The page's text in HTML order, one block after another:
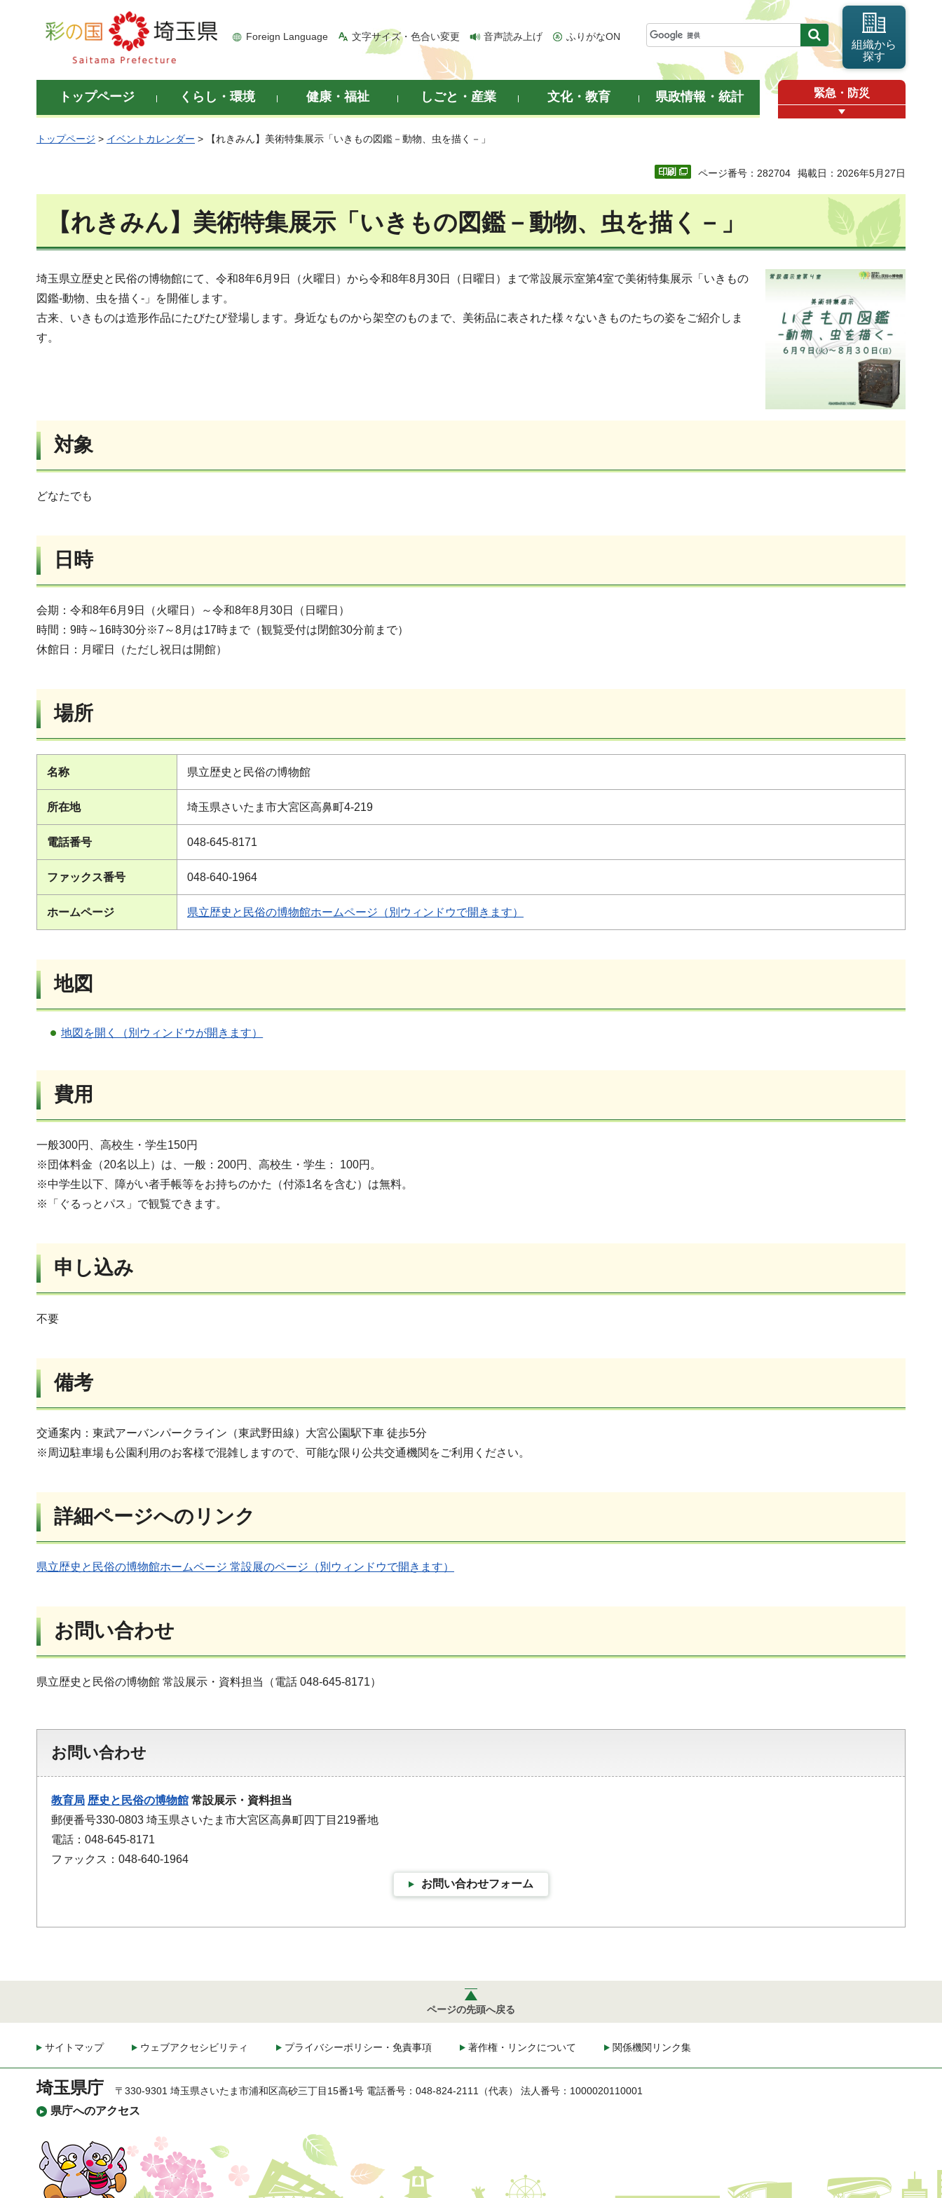
彩の国 埼玉県
Foreign Language 文字サイズ・色合い変更 音声読み上げ ふりがなON
組織から
探す
トップページ くらし・環境 健康・福祉 しごと・産業 文化・教育 県政情報・統計 緊急・防災
トップページ > イベントカレンダー > 【れきみん】美術特集展示「いきもの図鑑－動物、虫を描く－」
ページ番号：282704 掲載日：2026年5月27日
【れきみん】美術特集展示「いきもの図鑑－動物、虫を描く－」
埼玉県立歴史と民俗の博物館にて、令和8年6月9日（火曜日）から令和8年8月30日（日曜日）まで常設展示室第4室で美術特集展示「いきもの
図鑑-動物、虫を描く-」を開催します。
古来、いきものは造形作品にたびたび登場します。身近なものから架空のものまで、美術品に表された様々ないきものたちの姿をご紹介しま
す。
対象
どなたでも
日時
会期：令和8年6月9日（火曜日）～令和8年8月30日（日曜日）
時間：9時～16時30分※7～8月は17時まで（観覧受付は閉館30分前まで）
休館日：月曜日（ただし祝日は開館）
場所
名称 県立歴史と民俗の博物館
所在地 埼玉県さいたま市大宮区高鼻町4-219
電話番号 048-645-8171
ファックス番号 048-640-1964
ホームページ 県立歴史と民俗の博物館ホームページ（別ウィンドウで開きます）
地図
地図を開く（別ウィンドウが開きます）
費用
一般300円、高校生・学生150円
※団体料金（20名以上）は、一般：200円、高校生・学生： 100円。
※中学生以下、障がい者手帳等をお持ちのかた（付添1名を含む）は無料。
※「ぐるっとパス」で観覧できます。
申し込み
不要
備考
交通案内：東武アーバンパークライン（東武野田線）大宮公園駅下車 徒歩5分
※周辺駐車場も公園利用のお客様で混雑しますので、可能な限り公共交通機関をご利用ください。
詳細ページへのリンク
県立歴史と民俗の博物館ホームページ 常設展のページ（別ウィンドウで開きます）
お問い合わせ
県立歴史と民俗の博物館 常設展示・資料担当（電話 048-645-8171）
お問い合わせ
教育局 歴史と民俗の博物館 常設展示・資料担当
郵便番号330-0803 埼玉県さいたま市大宮区高鼻町四丁目219番地
電話：048-645-8171
ファックス：048-640-1964
お問い合わせフォーム
ページの先頭へ戻る
サイトマップ ウェブアクセシビリティ プライバシーポリシー・免責事項 著作権・リンクについて 関係機関リンク集
埼玉県庁
県庁へのアクセス
〒330-9301 埼玉県さいたま市浦和区高砂三丁目15番1号 電話番号：048-824-2111（代表） 法人番号：1000020110001